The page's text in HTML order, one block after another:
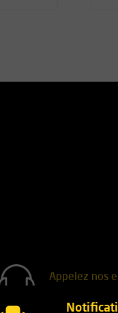
Appelez nos